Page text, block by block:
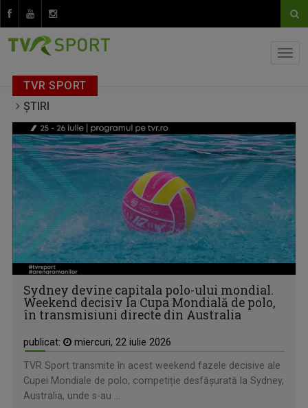
TVR SPORT
ȘTIRI
Sydney devine capitala polo-ului mondial.
Weekend decisiv la Cupa Mondială de polo,
în transmisiuni directe din Australia
publicat: miercuri, 22 iulie 2026
TVR Sport transmite în acest weekend fazele decisive ale
Cupei Mondiale de polo, competiție desfășurată la Sydney,
Australia, unde s-au ...